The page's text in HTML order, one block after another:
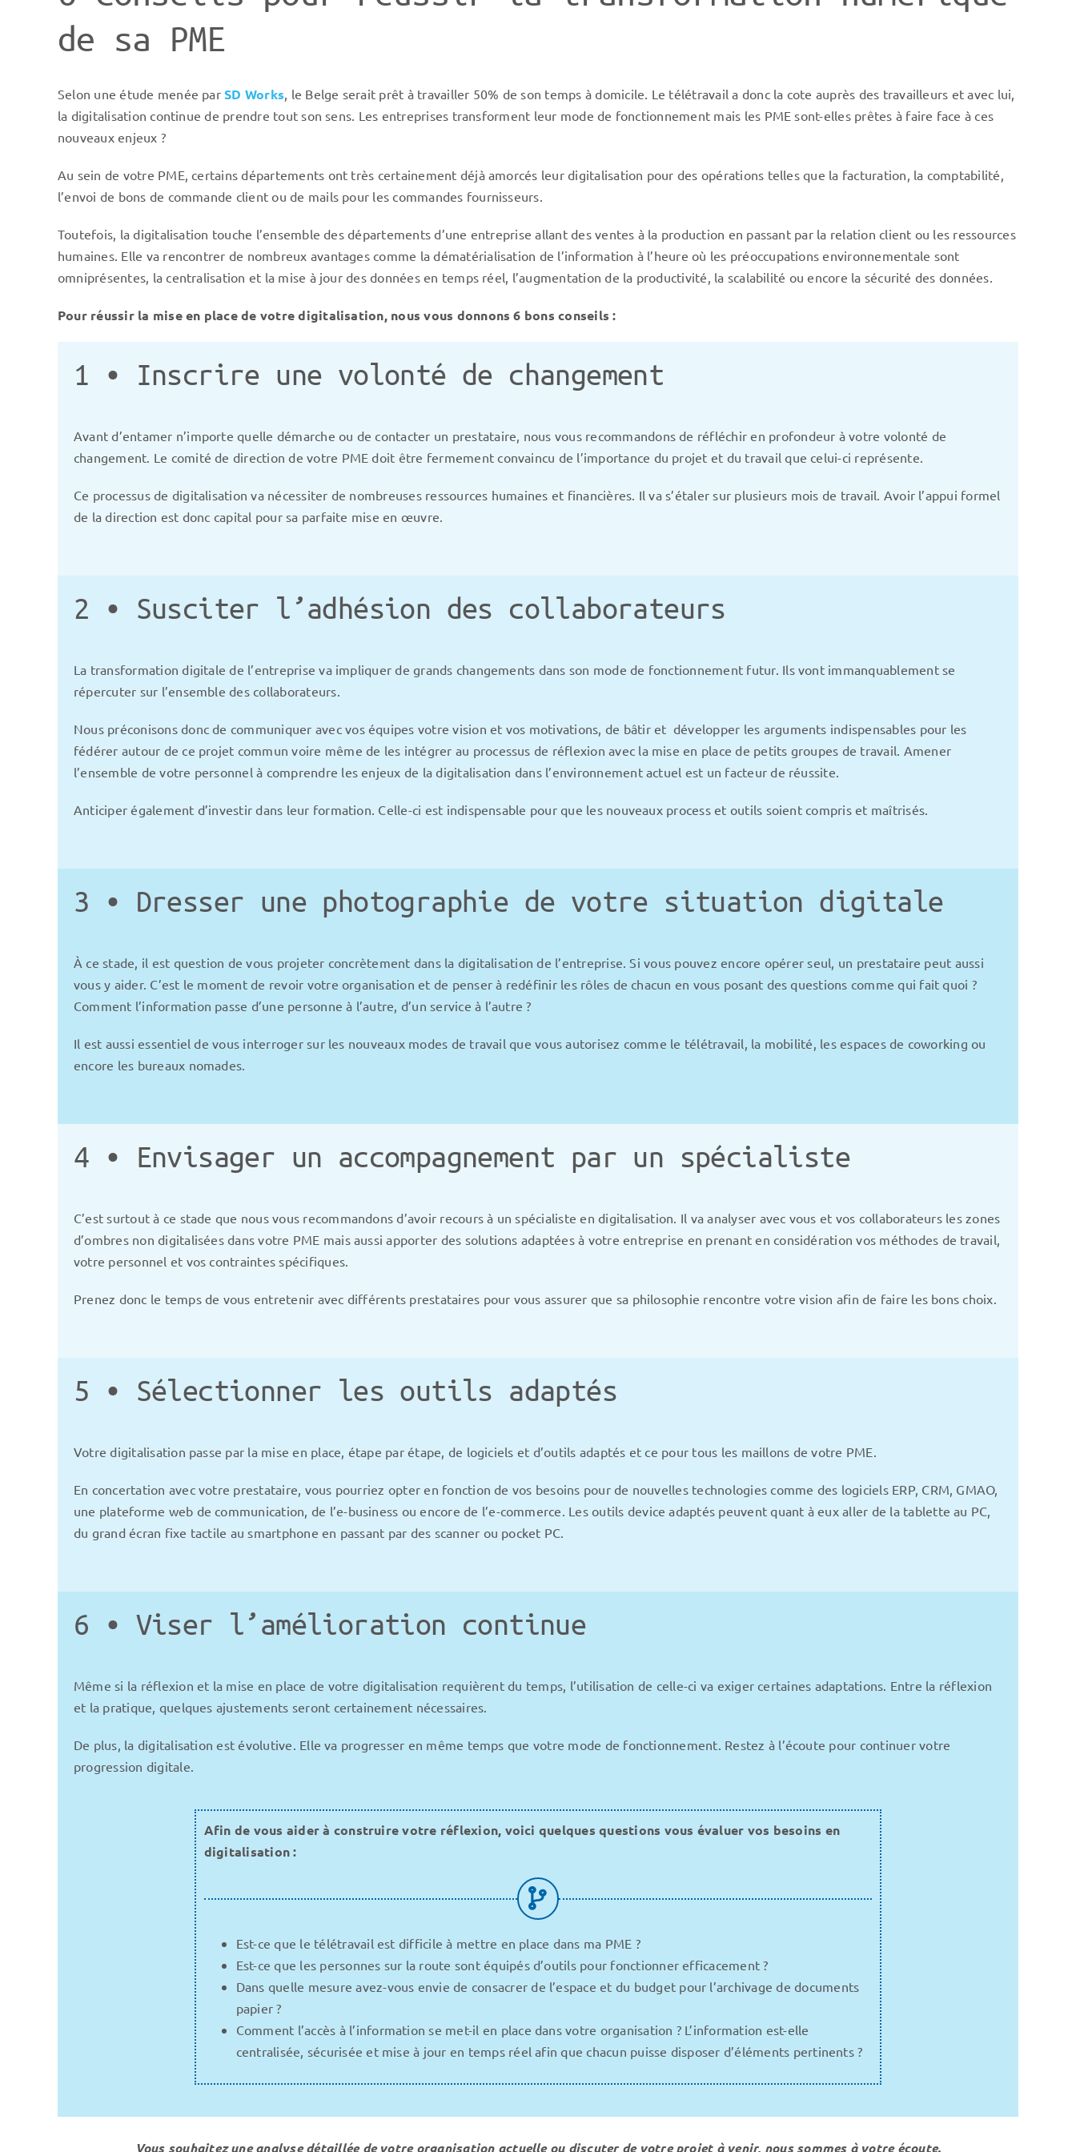
de sa PME
Selon une étude menée parSD Works, le Belge serait prêt à travailler 50% de son temps à domicile. Le télétravail a donc la cote auprès des travailleurs et avec lui,
la digitalisation continue de prendre tout son sens. Les entreprises transforment leur mode de fonctionnement mais les PME sont-elles prêtes à faire face à ces
nouveaux enjeux ?
Au sein de votre PME, certains départements ont très certainement déjà amorcés leur digitalisation pour des opérations telles que la facturation, la comptabilité,
l’envoi de bons de commande client ou de mails pour les commandes fournisseurs.
Toutefois, la digitalisation touche l’ensemble des départements d’une entreprise allant des ventes à la production en passant par la relation client ou les ressources
humaines. Elle va rencontrer de nombreux avantages comme la dématérialisation de l’information à l’heure où les préoccupations environnementale sont
omniprésentes, la centralisation et la mise à jour des données en temps réel, l’augmentation de la productivité, la scalabilité ou encore la sécurité des données.
Pour réussir la mise en place de votre digitalisation, nous vous donnons 6 bons conseils :
1 • Inscrire une volonté de changement
Avant d’entamer n’importe quelle démarche ou de contacter un prestataire, nous vous recommandons de réfléchir en profondeur à votre volonté de
changement. Le comité de direction de votre PME doit être fermement convaincu de l’importance du projet et du travail que celui-ci représente.
Ce processus de digitalisation va nécessiter de nombreuses ressources humaines et financières. Il va s’étaler sur plusieurs mois de travail. Avoir l’appui formel
de la direction est donc capital pour sa parfaite mise en œuvre.
2 • Susciter l’adhésion des collaborateurs
La transformation digitale de l’entreprise va impliquer de grands changements dans son mode de fonctionnement futur. Ils vont immanquablement se
répercuter sur l’ensemble des collaborateurs.
Nous préconisons donc de communiquer avec vos équipes votre vision et vos motivations, de bâtir et développer les arguments indispensables pour les
fédérer autour de ce projet commun voire même de les intégrer au processus de réflexion avec la mise en place de petits groupes de travail. Amener
l’ensemble de votre personnel à comprendre les enjeux de la digitalisation dans l’environnement actuel est un facteur de réussite.
Anticiper également d’investir dans leur formation. Celle-ci est indispensable pour que les nouveaux process et outils soient compris et maîtrisés.
3 • Dresser une photographie de votre situation digitale
À ce stade, il est question de vous projeter concrètement dans la digitalisation de l’entreprise. Si vous pouvez encore opérer seul, un prestataire peut aussi
vous y aider. C’est le moment de revoir votre organisation et de penser à redéfinir les rôles de chacun en vous posant des questions comme qui fait quoi ?
Comment l’information passe d’une personne à l’autre, d’un service à l’autre ?
Il est aussi essentiel de vous interroger sur les nouveaux modes de travail que vous autorisez comme le télétravail, la mobilité, les espaces de coworking ou
encore les bureaux nomades.
4 • Envisager un accompagnement par un spécialiste
C’est surtout à ce stade que nous vous recommandons d’avoir recours à un spécialiste en digitalisation. Il va analyser avec vous et vos collaborateurs les zones
d’ombres non digitalisées dans votre PME mais aussi apporter des solutions adaptées à votre entreprise en prenant en considération vos méthodes de travail,
votre personnel et vos contraintes spécifiques.
Prenez donc le temps de vous entretenir avec différents prestataires pour vous assurer que sa philosophie rencontre votre vision afin de faire les bons choix.
5 • Sélectionner les outils adaptés
Votre digitalisation passe par la mise en place, étape par étape, de logiciels et d’outils adaptés et ce pour tous les maillons de votre PME.
En concertation avec votre prestataire, vous pourriez opter en fonction de vos besoins pour de nouvelles technologies comme des logiciels ERP, CRM, GMAO,
une plateforme web de communication, de l’e-business ou encore de l’e-commerce. Les outils device adaptés peuvent quant à eux aller de la tablette au PC,
du grand écran fixe tactile au smartphone en passant par des scanner ou pocket PC.
6 • Viser l’amélioration continue
Même si la réflexion et la mise en place de votre digitalisation requièrent du temps, l’utilisation de celle-ci va exiger certaines adaptations. Entre la réflexion
et la pratique, quelques ajustements seront certainement nécessaires.
De plus, la digitalisation est évolutive. Elle va progresser en même temps que votre mode de fonctionnement. Restez à l’écoute pour continuer votre
progression digitale.
Afin de vous aider à construire votre réflexion, voici quelques questions vous évaluer vos besoins en
digitalisation :
Est-ce que le télétravail est difficile à mettre en place dans ma PME ?
Est-ce que les personnes sur la route sont équipés d’outils pour fonctionner efficacement ?
Dans quelle mesure avez-vous envie de consacrer de l’espace et du budget pour l’archivage de documents
papier ?
Comment l’accès à l’information se met-il en place dans votre organisation ? L’information est-elle
centralisée, sécurisée et mise à jour en temps réel afin que chacun puisse disposer d’éléments pertinents ?
Vous souhaitez une analyse détaillée de votre organisation actuelle ou discuter de votre projet à venir, nous sommes à votre écoute.